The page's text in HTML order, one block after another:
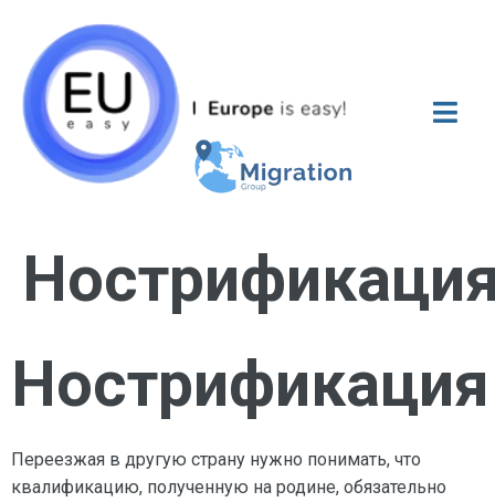
Нострификация
Переезжая в другую страну нужно понимать, что
квалификацию, полученную на родине, обязательно